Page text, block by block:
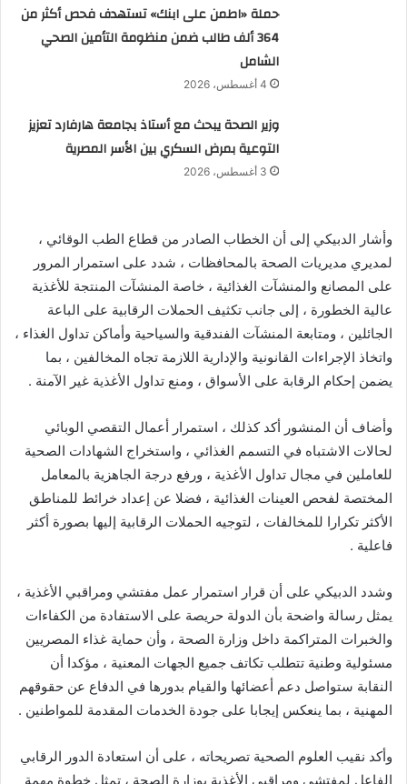
حملة «اطمن على ابنك» تستهدف فحص أكثر من
364 ألف طالب ضمن منظومة التأمين الصحي
الشامل
4 أغسطس، 2026
وزير الصحة يبحث مع أستاذ بجامعة هارفارد تعزيز
التوعية بمرض السكري بين الأسر المصرية
3 أغسطس، 2026
وأشار الدبيكي إلى أن الخطاب الصادر من قطاع الطب الوقائي ،
لمديري مديريات الصحة بالمحافظات ، شدد على استمرار المرور
على المصانع والمنشآت الغذائية ، خاصة المنشآت المنتجة للأغذية
عالية الخطورة ، إلى جانب تكثيف الحملات الرقابية على الباعة
الجائلين ، ومتابعة المنشآت الفندقية والسياحية وأماكن تداول الغذاء ،
واتخاذ الإجراءات القانونية والإدارية اللازمة تجاه المخالفين ، بما
يضمن إحكام الرقابة على الأسواق ، ومنع تداول الأغذية غير الآمنة .
وأضاف أن المنشور أكد كذلك ، استمرار أعمال التقصي الوبائي
لحالات الاشتباه في التسمم الغذائي ، واستخراج الشهادات الصحية
للعاملين في مجال تداول الأغذية ، ورفع درجة الجاهزية بالمعامل
المختصة لفحص العينات الغذائية ، فضلا عن إعداد خرائط للمناطق
الأكثر تكرارا للمخالفات ، لتوجيه الحملات الرقابية إليها بصورة أكثر
فاعلية .
وشدد الدبيكي على أن قرار استمرار عمل مفتشي ومراقبي الأغذية ،
يمثل رسالة واضحة بأن الدولة حريصة على الاستفادة من الكفاءات
والخبرات المتراكمة داخل وزارة الصحة ، وأن حماية غذاء المصريين
مسئولية وطنية تتطلب تكاتف جميع الجهات المعنية ، مؤكدا أن
النقابة ستواصل دعم أعضائها والقيام بدورها في الدفاع عن حقوقهم
المهنية ، بما ينعكس إيجابا على جودة الخدمات المقدمة للمواطنين .
وأكد نقيب العلوم الصحية تصريحاته ، على أن استعادة الدور الرقابي
الفاعل لمفتشي ومراقبي الأغذية بوزارة الصحة ، تمثل خطوة مهمة